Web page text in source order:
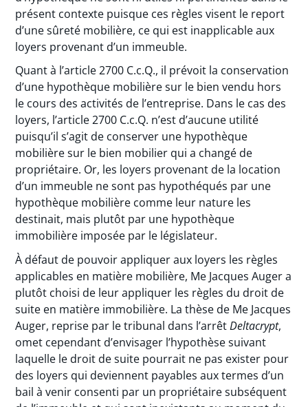
présent contexte puisque ces règles visent le report
d’une sûreté mobilière, ce qui est inapplicable aux
loyers provenant d’un immeuble.
Quant à l’article 2700 C.c.Q., il prévoit la conservation
d’une hypothèque mobilière sur le bien vendu hors
le cours des activités de l’entreprise. Dans le cas des
loyers, l’article 2700 C.c.Q. n’est d’aucune utilité
puisqu’il s’agit de conserver une hypothèque
mobilière sur le bien mobilier qui a changé de
propriétaire. Or, les loyers provenant de la location
d’un immeuble ne sont pas hypothéqués par une
hypothèque mobilière comme leur nature les
destinait, mais plutôt par une hypothèque
immobilière imposée par le législateur.
À défaut de pouvoir appliquer aux loyers les règles
applicables en matière mobilière, Me Jacques Auger a
plutôt choisi de leur appliquer les règles du droit de
suite en matière immobilière. La thèse de Me Jacques
Auger, reprise par le tribunal dans l’arrêtDeltacrypt,
omet cependant d’envisager l’hypothèse suivant
laquelle le droit de suite pourrait ne pas exister pour
des loyers qui deviennent payables aux termes d’un
bail à venir consenti par un propriétaire subséquent